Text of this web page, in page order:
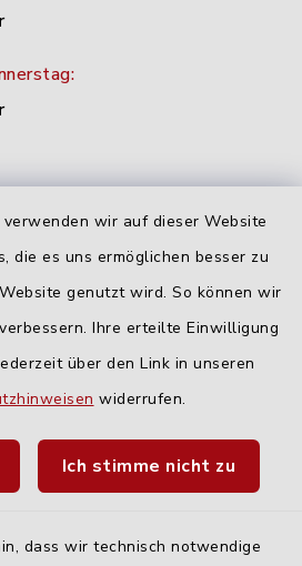
wir auf dieser Website
die es uns ermöglichen besser zu
genutzt wird. So können wir
Ihre erteilte Einwilligung
über den Link in unseren
widerrufen.
Ich stimme nicht zu
dass wir technisch notwendige
DING